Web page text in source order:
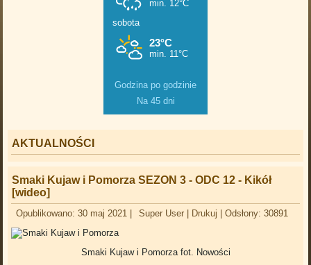
Godzina po godzinie
Na 45 dni
AKTUALNOŚCI
Smaki Kujaw i Pomorza SEZON 3 - ODC 12 - Kikół
[wideo]
Opublikowano: 30 maj 2021 Super User Drukuj |Odsłony: 30891
Smaki Kujaw i Pomorza fot. Nowości